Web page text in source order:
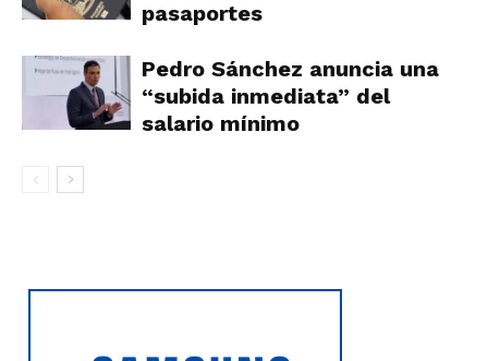
pasaportes
Pedro Sánchez anuncia una
“subida inmediata” del
salario mínimo